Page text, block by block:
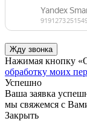
Нажимая кнопку
обработку моих
Успешно
Ваша заявка
мы свяжемся с
Закрыть